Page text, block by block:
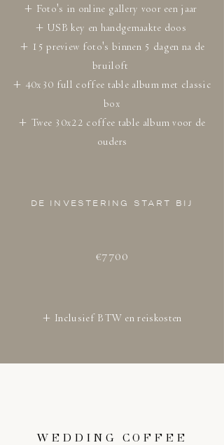
+ Foto's in online gallery voor een jaar
+ USB key en handgemaakte doos
+ 15 preview foto's binnen 5 dagen na de
bruiloft
+ 40x30 full coffee table album met classic
box
+ Twee 30x22 coffee table album voor de
ouders
DE INVESTERING START BIJ
€7700
+ Inclusief BTW en reiskosten
WEDDING COFFEE